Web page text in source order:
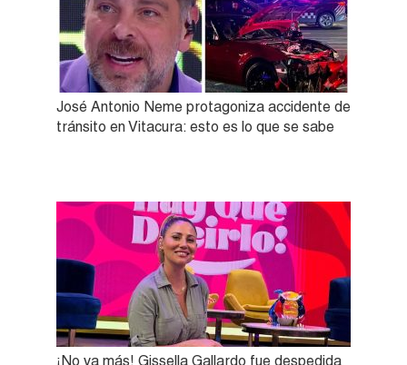
José Antonio Neme protagoniza accidente de
tránsito en Vitacura: esto es lo que se sabe
¡No va más! Gissella Gallardo fue despedida